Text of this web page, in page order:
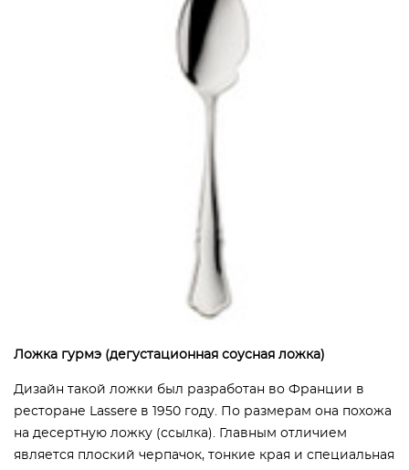
Ложка гурмэ (дегустационная соусная ложка)
Дизайн такой ложки был разработан во Франции в
ресторане Lassere в 1950 году. По размерам она похожа
на десертную ложку (ссылка). Главным отличием
является плоский черпачок, тонкие края и специальная